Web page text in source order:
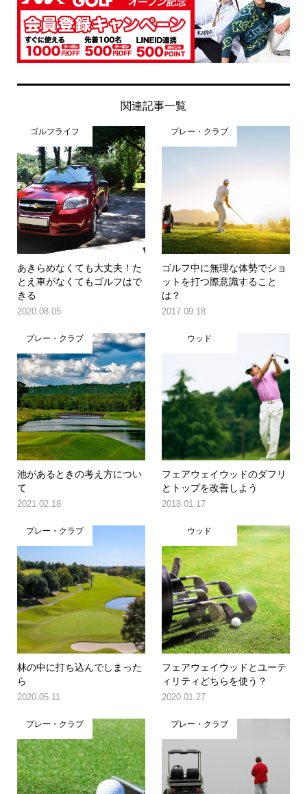
関連記事一覧
ゴルフライフ
あきらめなくても大丈夫！た
とえ車がなくてもゴルフはで
きる
2020.08.05
プレー・クラブ
ゴルフ中に無理な体勢でショ
ットを打つ際意識すること
は？
2017.09.18
プレー・クラブ
池があるときの考え方につい
て
2021.02.18
ウッド
フェアウェイウッドのダフリ
とトップを改善しよう
2018.01.17
プレー・クラブ
林の中に打ち込んでしまった
ら
2020.05.11
ウッド
フェアウェイウッドとユーテ
ィリティどちらを使う？
2020.01.27
プレー・クラブ プレー・クラブ